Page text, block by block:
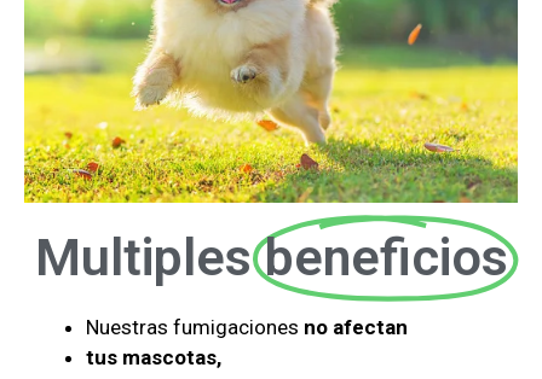
Multiples beneficios
Nuestras fumigaciones no afectan
tus mascotas,